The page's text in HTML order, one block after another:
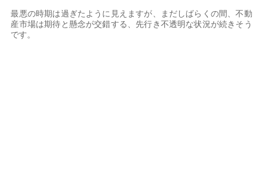
最悪の時期は過ぎたように見えますが、まだしばらくの間、不動
産市場は期待と懸念が交錯する、先行き不透明な状況が続きそう
です。